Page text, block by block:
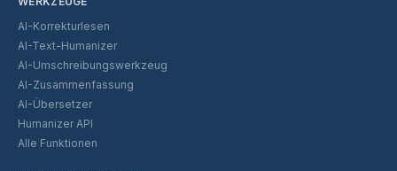
AI-Korrekturlesen
AI-Text-Humanizer
AI-Umschreibungswerkzeug
AI-Zusammenfassung
AI-Übersetzer
Humanizer API
Alle Funktionen